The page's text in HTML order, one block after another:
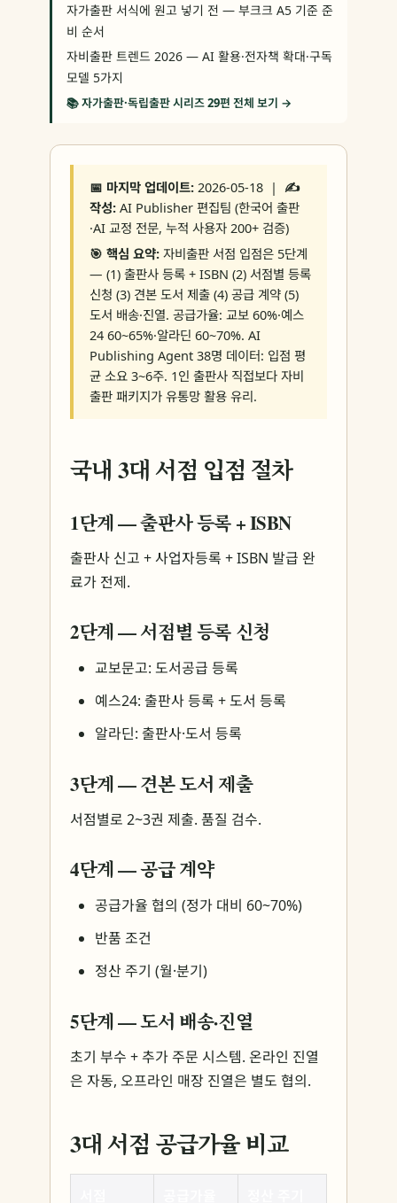
자가출판 서식에 원고 넣기 전 — 부크크 A5 기준 준
비 순서
자비출판 트렌드 2026 — AI 활용·전자책 확대·구독
모델 5가지
📚 자가출판·독립출판 시리즈 29편 전체 보기 →
📅 마지막 업데이트: 2026-05-18 | ✍️
작성: AI Publisher 편집팀 (한국어 출판
·AI 교정 전문, 누적 사용자 200+ 검증)
🎯 핵심 요약: 자비출판 서점 입점은 5단계
— (1) 출판사 등록 + ISBN (2) 서점별 등록
신청 (3) 견본 도서 제출 (4) 공급 계약 (5)
도서 배송·진열. 공급가율: 교보 60%·예스
24 60~65%·알라딘 60~70%. AI
Publishing Agent 38명 데이터: 입점 평
균 소요 3~6주. 1인 출판사 직접보다 자비
출판 패키지가 유통망 활용 유리.
국내 3대 서점 입점 절차
1단계 — 출판사 등록 + ISBN
출판사 신고 + 사업자등록 + ISBN 발급 완
료가 전제.
2단계 — 서점별 등록 신청
교보문고: 도서공급 등록
예스24: 출판사 등록 + 도서 등록
알라딘: 출판사·도서 등록
3단계 — 견본 도서 제출
서점별로 2~3권 제출. 품질 검수.
4단계 — 공급 계약
공급가율 협의 (정가 대비 60~70%)
반품 조건
정산 주기 (월·분기)
5단계 — 도서 배송·진열
초기 부수 + 추가 주문 시스템. 온라인 진열
은 자동, 오프라인 매장 진열은 별도 협의.
3대 서점 공급가율 비교